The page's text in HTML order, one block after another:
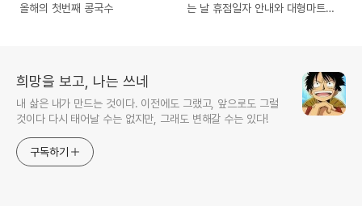
올해의 첫번째 콩국수
는 날 휴점일자 안내와 대형마트
희망을 보고, 나는 쓰네
내 삶은 내가 만드는 것이다. 이전에도 그랬고, 앞으로도 그럴
것이다 다시 태어날 수는 없지만, 그래도 변해갈 수는 있다!
구독하기